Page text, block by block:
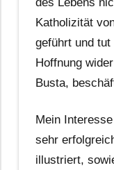
des Lebens
Katholizität
geführt und
Hoffnung
Busta,
Mein
sehr
illustriert,